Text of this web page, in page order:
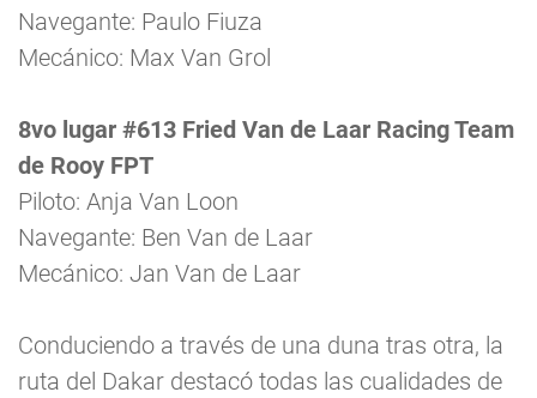
Navegante: Paulo Fiuza
Mecánico: Max Van Grol
8vo lugar #613 Fried Van de Laar Racing Team
de Rooy FPT
Piloto: Anja Van Loon
Navegante: Ben Van de Laar
Mecánico: Jan Van de Laar
Conduciendo a través de una duna tras otra, la
ruta del Dakar destacó todas las cualidades de